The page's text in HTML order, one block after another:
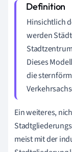
Hinsichtlich
werden
Dieses
die
Ein weiteres,
meist mit der